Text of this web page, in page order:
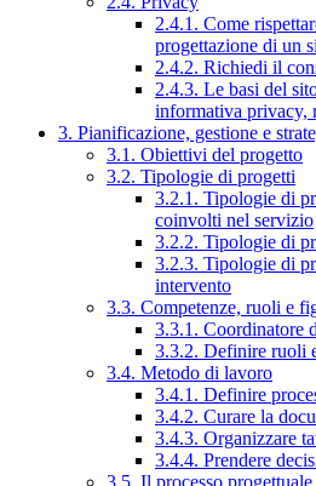
2.4.1. Come
progettazione di un
2.4.2. Richiedi il
2.4.3. Le basi del
informativa privacy,
3. Pianificazione, gestione e
3.1. Obiettivi del progetto
3.2. Tipologie di progetti
3.2.1. Tipologie di
coinvolti nel servizio
3.2.2. Tipologie di
3.2.3. Tipologie di
intervento
3.3. Competenze, ruoli e
3.3.1. Coordinatore
3.3.2. Definire ruoli
3.4. Metodo di lavoro
3.4.1. Definire
3.4.2. Curare la
3.4.3. Organizzare
3.4.4. Prendere
3.5. Il processo progettuale